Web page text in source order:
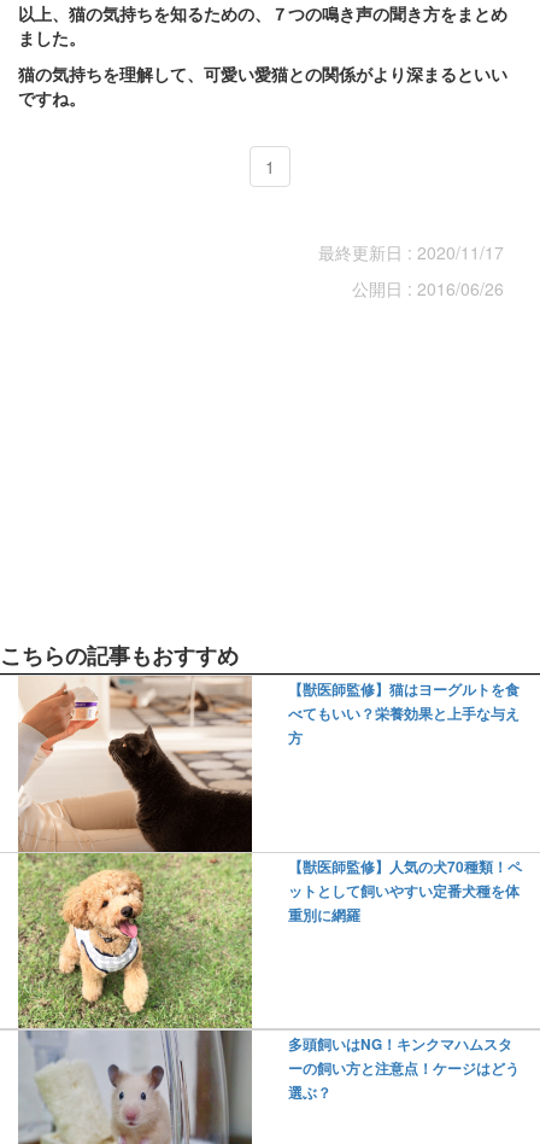
以上、猫の気持ちを知るための、７つの鳴き声の聞き方をまとめ
ました。
猫の気持ちを理解して、可愛い愛猫との関係がより深まるといい
ですね。
1
最終更新日 : 2020/11/17
公開日 : 2016/06/26
こちらの記事もおすすめ
【獣医師監修】猫はヨーグルトを食
べてもいい？栄養効果と上手な与え
方
【獣医師監修】人気の犬70種類！ペ
ットとして飼いやすい定番犬種を体
重別に網羅
多頭飼いはNG！キンクマハムスタ
ーの飼い方と注意点！ケージはどう
選ぶ？